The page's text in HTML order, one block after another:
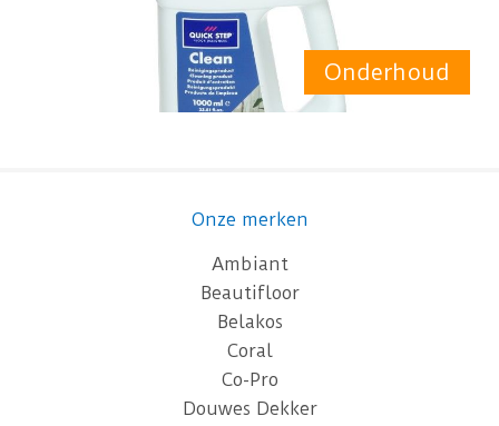
Onderhoud
Onze merken
Ambiant
Beautifloor
Belakos
Coral
Co-Pro
Douwes Dekker